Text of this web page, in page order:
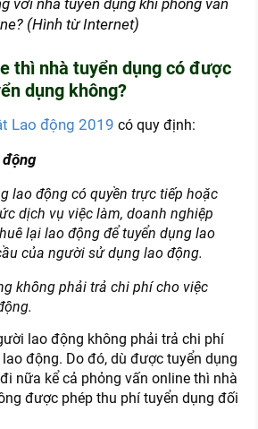
với nhà tuyển dụng khi phỏng vấn
(Hình từ Internet)
thì nhà tuyển dụng có được
dụng không?
Lao động 2019 có quy định:
động
lao động có quyền trực tiếp hoặc
dịch vụ việc làm, doanh nghiệp
lại lao động để tuyển dụng lao
của người sử dụng lao động.
không phải trả chi phí cho việc
lao động không phải trả chi phí
động. Do đó, dù được tuyển dụng
nữa kể cả phỏng vấn online thì nhà
được phép thu phí tuyển dụng đối